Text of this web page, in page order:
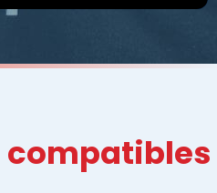
compatibles